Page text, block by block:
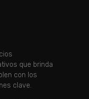
que brinda
con los
clave.